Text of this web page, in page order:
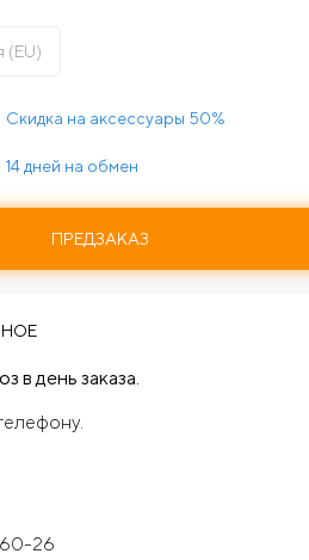
(EU)
Скидка на аксессуары 50%
14 дней на обмен
ПРЕДЗАКАЗ
в день заказа.
26